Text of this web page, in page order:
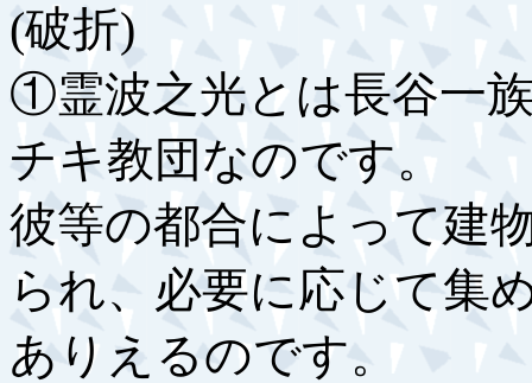
(破折)
①霊波之光とは長谷一
チキ教団なのです。
彼等の都合によって建
られ、必要に応じて集
ありえるのです。